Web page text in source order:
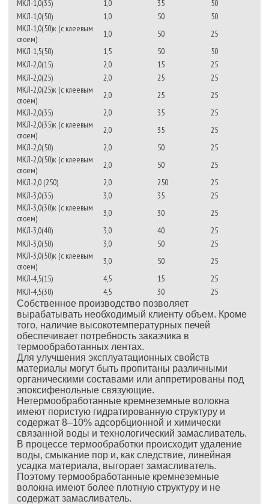
МКЛ-1,0(35) 1,0 35
50
МКЛ-1,0(50)
1,0 50
50
МКЛ-1,0(50)к (с клеевым
слоем)
1,0 50
25
МКЛ-1,5(50)
1,5 50
50
МКЛ-2,0(15)
2,0 15
25
МКЛ-2,0(25)
2,0 25
25
МКЛ-2,0(25)к (с клеевым
слоем)
2,0 25
25
МКЛ-2,0(35)
2,0 35
25
МКЛ-2,0(35)к (с клеевым
слоем)
2,0 35
25
МКЛ-2,0(50)
2,0 50
25
МКЛ-2,0(50)к (с клеевым
слоем)
2,0 50
25
МКЛ-2,0 (250)
2,0 250
25
МКЛ-3,0(35)
3,0 35
25
МКЛ-3,0(30)к (с клеевым
слоем)
3,0 30
25
МКЛ-3,0(40)
3,0 40
25
МКЛ-3,0(50)
3,0 50
25
МКЛ-3,0(50)к (с клеевым
слоем)
3,0 50
25
МКЛ-4,5(15)
4,5 15
25
МКЛ-4,5(30)
4,5 30 25
Собственное производство позволяет
вырабатывать необходимый клиенту объем. Кроме
того, наличие высокотемпературных печей
обеспечивает потребность заказчика в
термообработанных лентах.
Для улучшения эксплуатационных свойств
материалы могут быть пропитаны различными
органическими составами или аппретированы под
эпоксифенольные связующие.
Нетермообработанные кремнеземные волокна
имеют пористую гидратированную структуру и
содержат 8–10% адсорбционной и химически
связанной воды и технологический замасливатель.
В процессе термообработки происходит удаление
воды, смыкание пор и, как следствие, линейная
усадка материала, выгорает замасливатель.
Поэтому термообработанные кремнеземные
волокна имеют более плотную структуру и не
содержат замасливатель.